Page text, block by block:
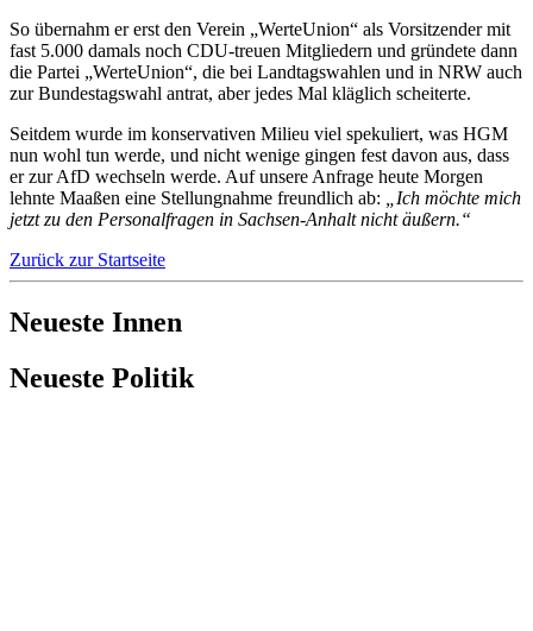
So übernahm er erst den Verein „WerteUnion“ als Vorsitzender mit
fast 5.000 damals noch CDU-treuen Mitgliedern und gründete dann
die Partei „WerteUnion“, die bei Landtagswahlen und in NRW auch
zur Bundestagswahl antrat, aber jedes Mal kläglich scheiterte.
Seitdem wurde im konservativen Milieu viel spekuliert, was HGM
nun wohl tun werde, und nicht wenige gingen fest davon aus, dass
er zur AfD wechseln werde. Auf unsere Anfrage heute Morgen
lehnte Maaßen eine Stellungnahme freundlich ab:
„Ich möchte mich
jetzt zu den Personalfragen in Sachsen-Anhalt nicht äußern.“
Zurück zur Startseite
Neueste Innen
Neueste Politik